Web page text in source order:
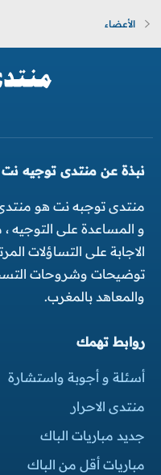
الأعضاء
نبذة عن منتدى توجيه نت
منتدى توجبه نت هو
و المساعدة على
الاجابة على التساؤلات
توضيحات وشروحات
والمعاهد بالمغرب.
روابط تهمك
أسئلة و أجوبة واستشارة
منتدى الاحرار
جديد مباريات الباك
مباريات أقل من الباك